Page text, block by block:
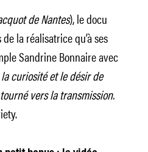
de Nantes), le docu
la réalisatrice qu’à ses
Sandrine Bonnaire avec
curiosité et le désir de
vers la transmission.